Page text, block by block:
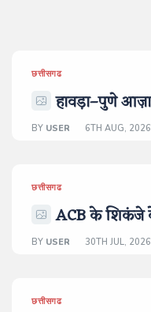
छत्तीसगढ
हावड़ा–पुणे
BY USER 6TH AUG, 2026
छत्तीसगढ
ACB के शिकंजे
BY USER 30TH JUL, 2026
छत्तीसगढ